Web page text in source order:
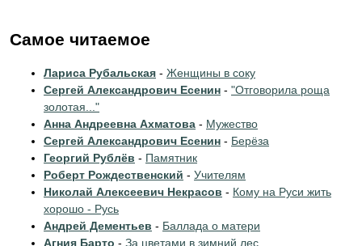
Самое читаемое
Лариса Рубальская - Женщины в соку
Сергей Александрович Есенин - "Отговорила роща
золотая..."
Анна Андреевна Ахматова - Мужество
Сергей Александрович Есенин - Берёза
Георгий Рублёв - Памятник
Роберт Рождественский - Учителям
Николай Алексеевич Некрасов - Кому на Руси жить
хорошо - Русь
Андрей Дементьев - Баллада о матери
Агния Барто - За цветами в зимний лес